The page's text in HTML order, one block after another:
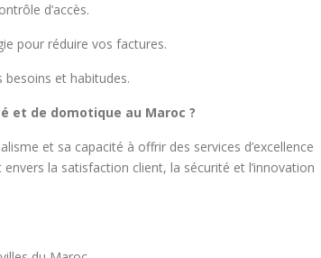
d’accès.
pour réduire vos factures.
besoins et habitudes.
et de domotique au Maroc ?
et sa capacité à offrir des services d’excellence
la satisfaction client, la sécurité et l’innovation